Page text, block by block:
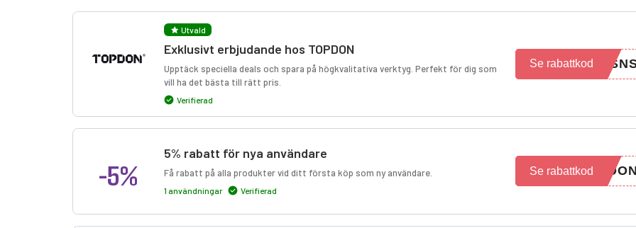
Utvald
Exklusivt erbjudande hos TOPDON
Upptäck speciella deals och spara på högkvalitativa verktyg. Perfekt för dig som
vill ha det bästa till rätt pris.
Verifierad
Se rabattkod
-5%
5% rabatt för nya användare
Få rabatt på alla produkter vid ditt första köp som ny användare.
1 användningar Verifierad
Se rabattkod